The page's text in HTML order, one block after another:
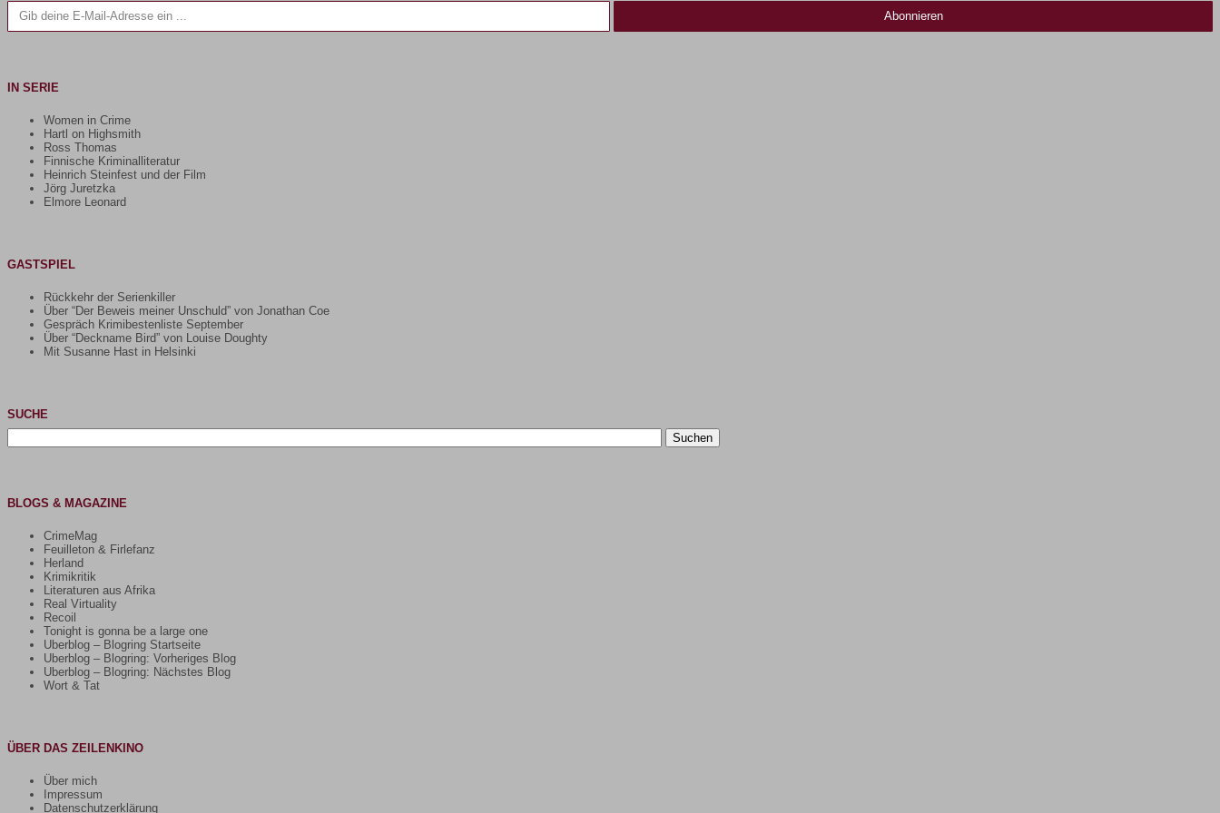
Abonnieren
IN SERIE
Women in Crime
Hartl on Highsmith
Ross Thomas
Finnische Kriminalliteratur
Heinrich Steinfest und der Film
Jörg Juretzka
Elmore Leonard
GASTSPIEL
Rückkehr der Serienkiller
Über “Der Beweis meiner Unschuld” von Jonathan Coe
Gespräch Krimibestenliste September
Über “Deckname Bird” von Louise Doughty
Mit Susanne Hast in Helsinki
SUCHE
Suchen
nach:
BLOGS & MAGAZINE
CrimeMag
Feuilleton & Firlefanz
Herland
Krimikritik
Literaturen aus Afrika
Real Virtuality
Recoil
Tonight is gonna be a large one
Uberblog – Blogring Startseite
Uberblog – Blogring: Vorheriges Blog
Uberblog – Blogring: Nächstes Blog
Wort & Tat
ÜBER DAS ZEILENKINO
Über mich
Impressum
Datenschutzerklärung